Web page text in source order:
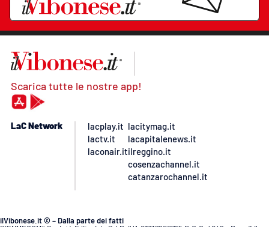
Scarica tutte le nostre app!
LaC Network
lacplay.it
lactv.it
laconair.it
lacitymag.it
lacapitalenews.it
ilreggino.it
cosenzachannel.it
catanzarochannel.it
ilVibonese.it © – Dalla parte dei fatti